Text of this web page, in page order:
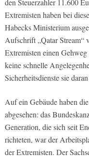
den Steuerzahler 11.600
Extremisten haben bei
Habecks Ministerium
Aufschrift „Qatar Stream“
Extremisten einen
keine schnelle
Sicherheitsdienste sie
Auf ein Gebäude haben
abgesehen: das
Generation, die sich seit
richteten, war der
der Extremisten. Der